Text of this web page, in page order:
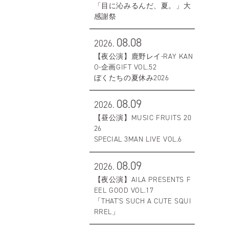
「目に沁みるんだ、夏。」大
感謝祭
2026. 08.08
【夜公演】鹿野レイ-RAY KAN
O-企画GIFT VOL.52
ぼくたちの夏休み2026
2026. 08.09
【昼公演】MUSIC FRUITS 20
26
SPECIAL 3MAN LIVE VOL.6
2026. 08.09
【夜公演】AILA PRESENTS F
EEL GOOD VOL.17
「THAT'S SUCH A CUTE SQUI
RREL」